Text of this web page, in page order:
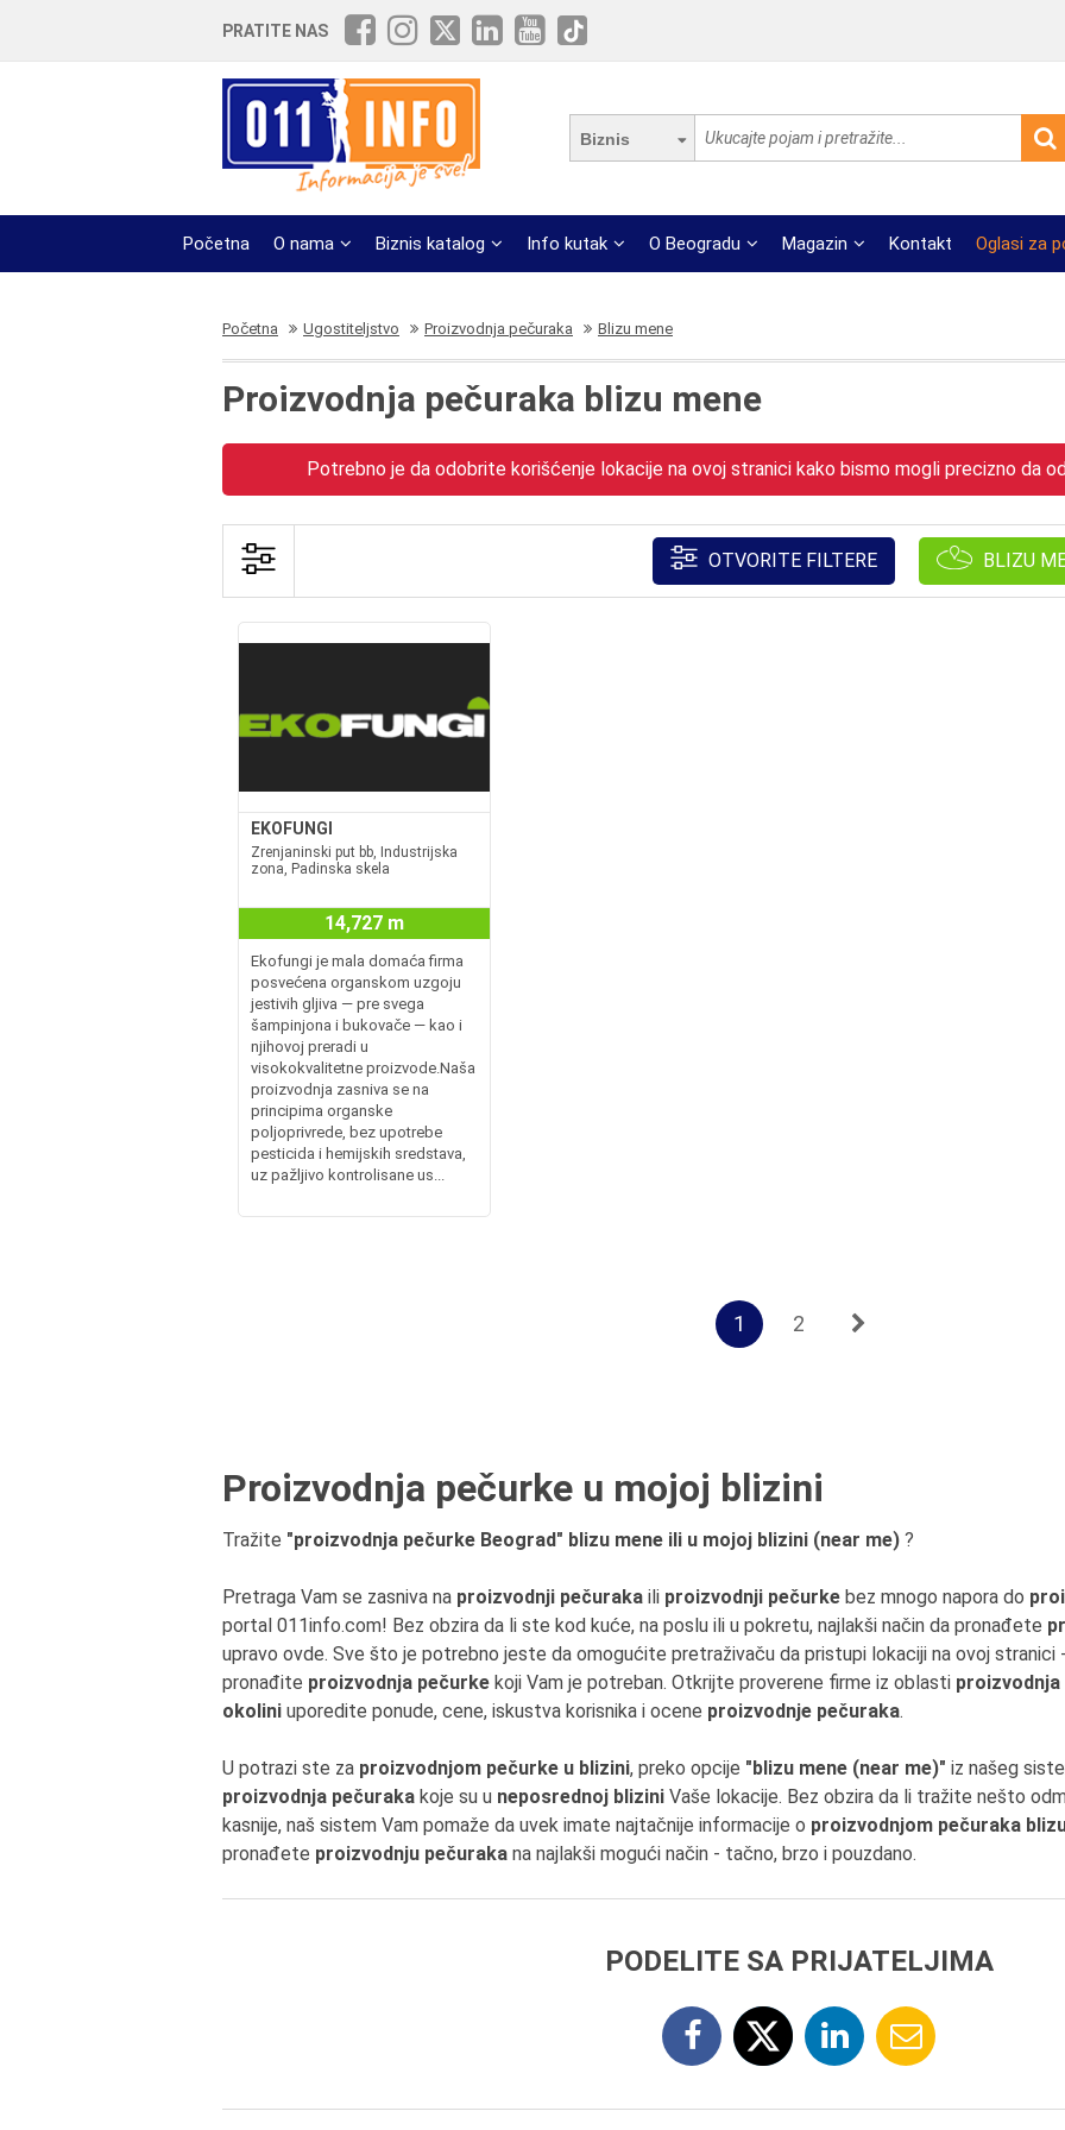
PRATITE NAS
Biznis
Početna O nama Biznis katalog Info kutak O Beogradu Magazin Kontakt Oglasi za
Početna Ugostiteljstvo Proizvodnja pečuraka Blizu mene
Proizvodnja pečuraka blizu mene
Potrebno je da odobrite korišćenje lokacije na ovoj stranici kako bismo mogli precizno da
OTVORITE FILTERE BLIZU
EKOFUNGI
Zrenjaninski put bb, Industrijska
zona, Padinska skela
14,727 m
Ekofungi je mala domaća firma
posvećena organskom uzgoju
jestivih gljiva — pre svega
šampinjona i bukovače — kao i
njihovoj preradi u
visokokvalitetne proizvode.Naša
proizvodnja zasniva se na
principima organske
poljoprivrede, bez upotrebe
pesticida i hemijskih sredstava,
uz pažljivo kontrolisane us...
1 2
Proizvodnja pečurke u mojoj blizini
Tražite "proizvodnja pečurke Beograd" blizu mene ili u mojoj blizini (near me) ?
Pretraga Vam se zasniva na proizvodnji pečuraka ili proizvodnji pečurke bez mnogo napora do
portal 011info.com! Bez obzira da li ste kod kuće, na poslu ili u pokretu, najlakši način da pronađete
upravo ovde. Sve što je potrebno jeste da omogućite pretraživaču da pristupi lokaciji na ovoj stranici
pronađite proizvodnja pečurke koji Vam je potreban. Otkrijte proverene firme iz oblasti
okolini uporedite ponude, cene, iskustva korisnika i ocene proizvodnje pečuraka.
U potrazi ste za proizvodnjom pečurke u blizini, preko opcije "blizu mene (near me)" iz našeg
proizvodnja pečuraka koje su u neposrednoj blizini Vaše lokacije. Bez obzira da li tražite nešto
kasnije, naš sistem Vam pomaže da uvek imate najtačnije informacije o proizvodnjom pečuraka
pronađete proizvodnju pečuraka na najlakši mogući način - tačno, brzo i pouzdano.
PODELITE SA PRIJATELJIMA